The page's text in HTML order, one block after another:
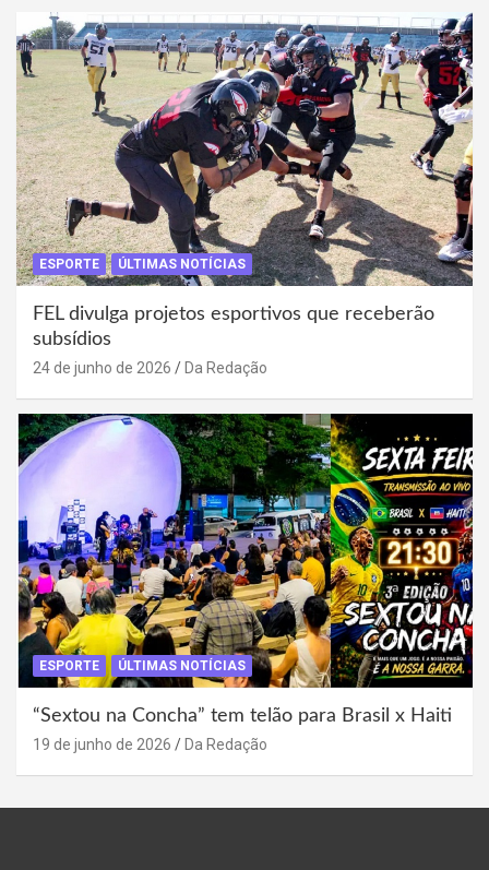
ESPORTE ÚLTIMAS NOTÍCIAS
FEL divulga projetos esportivos que receberão
subsídios
24 de junho de 2026 Da Redação
ESPORTE ÚLTIMAS NOTÍCIAS
“Sextou na Concha” tem telão para Brasil x Haiti
19 de junho de 2026 Da Redação